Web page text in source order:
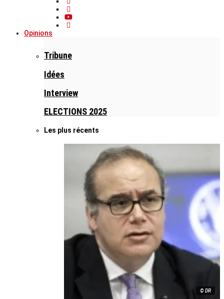
Opinions
Tribune
Idées
Interview
ELECTIONS 2025
Les plus récents
© DR